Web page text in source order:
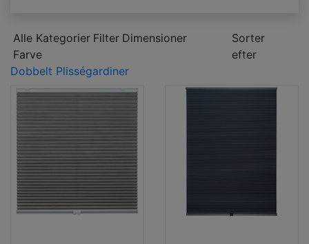
Alle Kategorier Filter Dimensioner
Farve
Sorter
efter
Dobbelt Plisségardiner